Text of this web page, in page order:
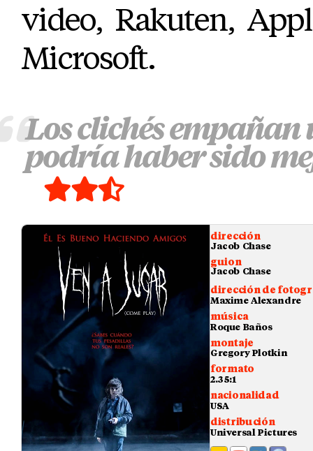
video, Rakuten,
Microsoft.
Los clichés
podría haber sido
dirección
Jacob Chase
guion
Jacob Chase
dirección de
Maxime Alexandre
música
Roque Baños
montaje
Gregory Plotkin
formato
2.35:1
nacionalidad
USA
distribución
Universal Pictures